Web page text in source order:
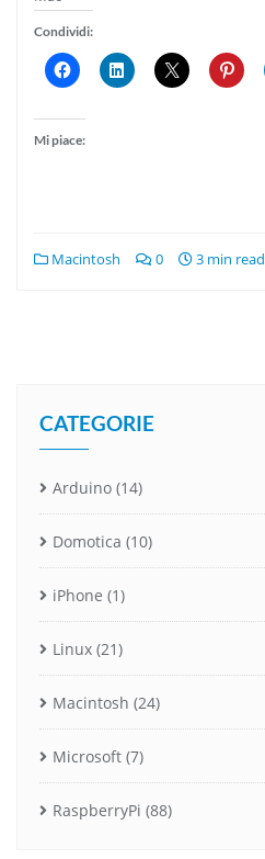
Condividi:
Mi piace:
Macintosh 0 3 min read
CATEGORIE
Arduino (14)
Domotica (10)
iPhone (1)
Linux (21)
Macintosh (24)
Microsoft (7)
RaspberryPi (88)